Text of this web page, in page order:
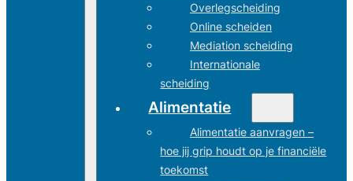
Overlegscheiding
Online scheiden
Mediation scheiding
Internationale
scheiding
Alimentatie
Alimentatie aanvragen –
hoe jij grip houdt op je financiële
toekomst